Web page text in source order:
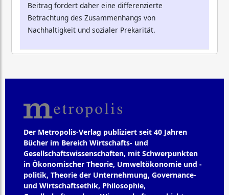
Beitrag fordert daher eine differenzierte
Betrachtung des Zusammenhangs von
Nachhaltigkeit und sozialer Prekarität.
Der Metropolis-Verlag publiziert seit 40 Jahren
Bücher im Bereich Wirtschafts- und
Gesellschaftswissenschaften, mit Schwerpunkten
in Ökonomischer Theorie, Umweltökonomie und -
politik, Theorie der Unternehmung, Governance-
und Wirtschaftsethik, Philosophie,